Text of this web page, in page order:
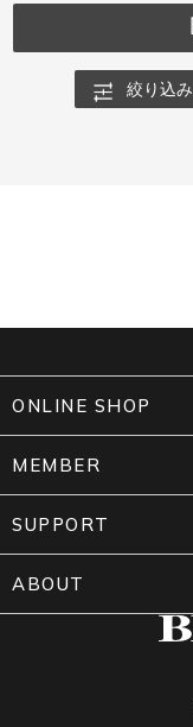
絞り込み
ONLINE SHOP
MEMBER
SUPPORT
ABOUT